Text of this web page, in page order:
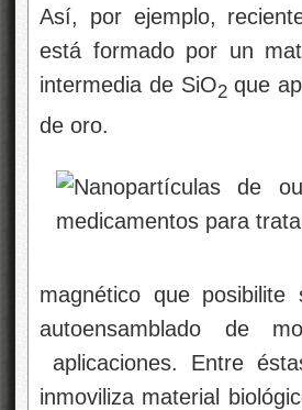
Así, por ejemplo,
está formado por un
intermedia de SiO2 que
de oro.
magnético que
autoensamblado de
aplicaciones. Entre
inmoviliza material